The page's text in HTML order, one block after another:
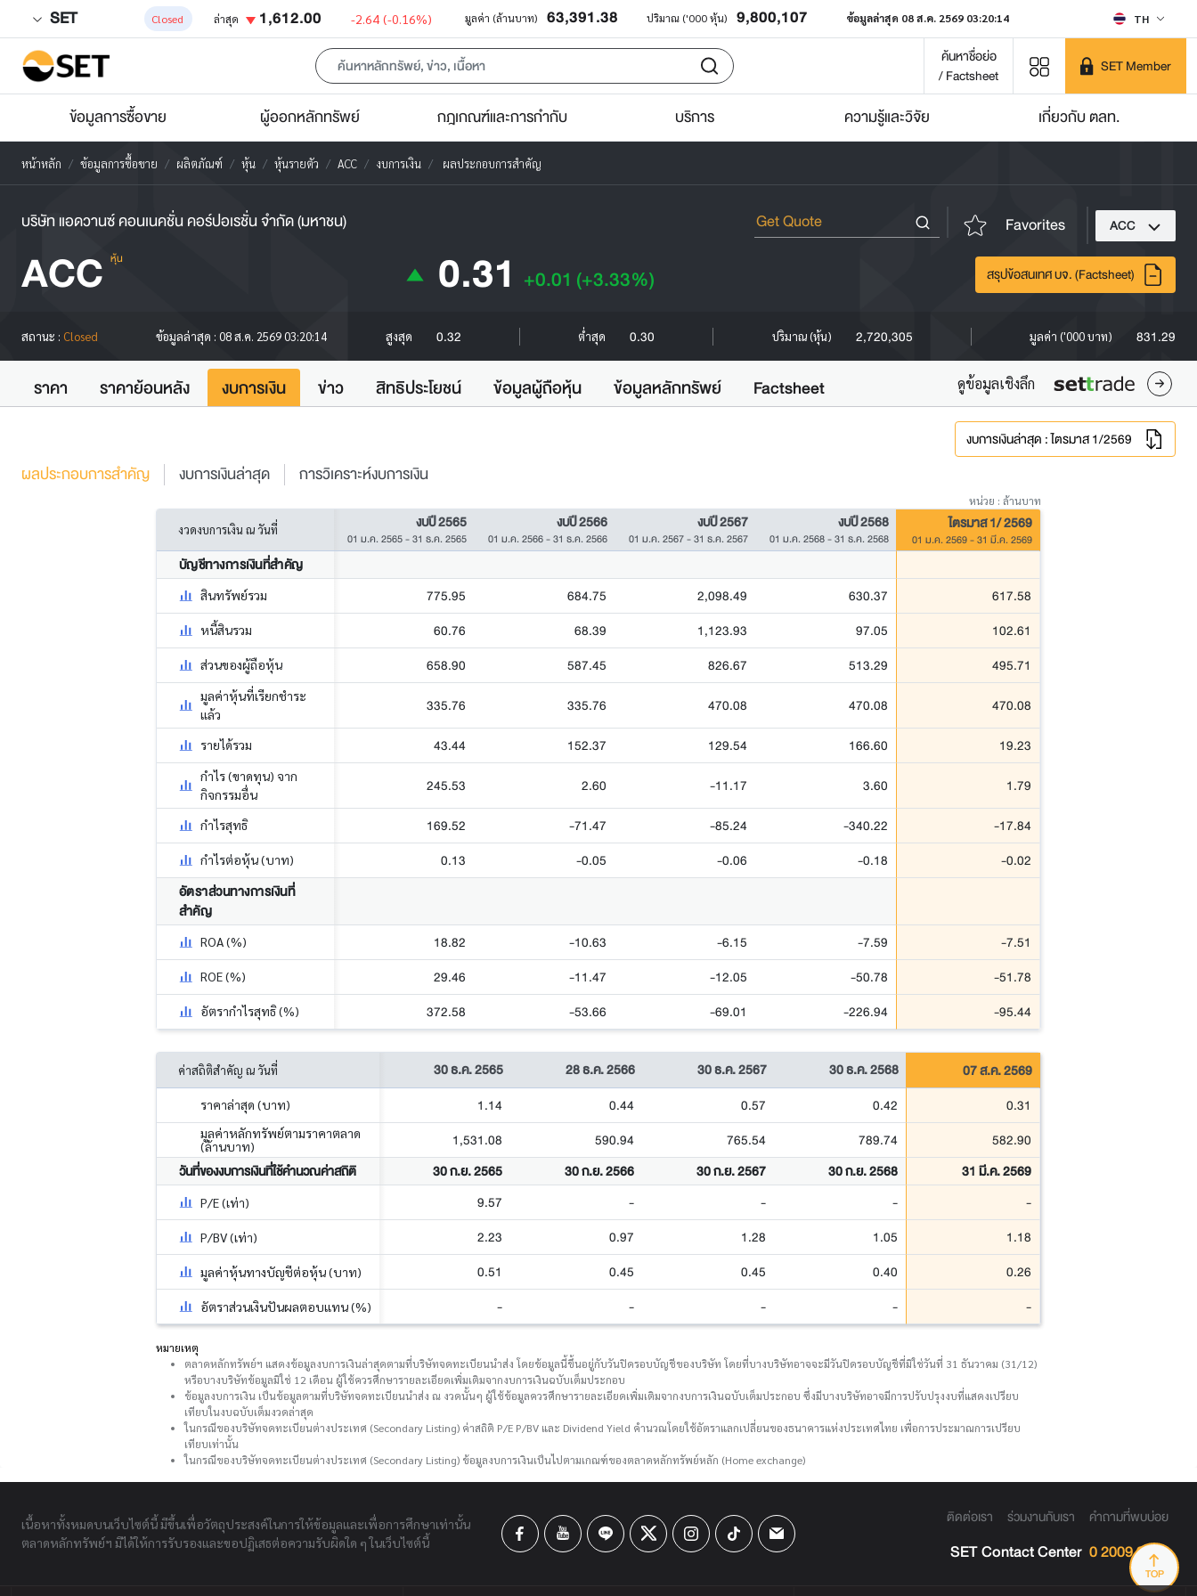
SET Closed ล่าสุด 1,612.00 -2.64 (-0.16%) มูลค่า (ล้านบาท) 63,391.38 ปริมาณ ('000 หุ้น) 9,800,107 ข้อมูลล่าสุด 08 ส.ค. 2569 03:20:14 TH
ค้นหาชื่อย่อ
/ Factsheet
SET Member
ข้อมูลการซื้อขาย ผู้ออกหลักทรัพย์ กฎเกณฑ์และการกำกับ บริการ ความรู้และวิจัย เกี่ยวกับ ตลท.
หน้าหลัก ข้อมูลการซื้อขาย ผลิตภัณฑ์ หุ้น หุ้นรายตัว ACC งบการเงิน ผลประกอบการสำคัญ
บริษัท แอดวานซ์ คอนเนคชั่น คอร์ปอเรชั่น จำกัด (มหาชน) Favorites ACC
ACC หุ้น 0.31 +0.01 (+3.33%) สรุปข้อสนเทศ บจ. (Factsheet)
สถานะ : Closed ข้อมูลล่าสุด :08 ส.ค. 2569 03:20:14 สูงสุด 0.32 ต่ำสุด 0.30 ปริมาณ (หุ้น) 2,720,305 มูลค่า ('000 บาท) 831.29
ราคา ราคาย้อนหลัง งบการเงิน ข่าว สิทธิประโยชน์ ข้อมูลผู้ถือหุ้น ข้อมูลหลักทรัพย์ Factsheet ดูข้อมูลเชิงลึก
งบการเงินล่าสุด : ไตรมาส 1/2569
ผลประกอบการสำคัญ งบการเงินล่าสุด การวิเคราะห์งบการเงิน
หน่วย : ล้านบาท
งวดงบการเงิน ณ วันที่ งบปี 2565
01 ม.ค. 2565 - 31 ธ.ค. 2565
งบปี 2566
01 ม.ค. 2566 - 31 ธ.ค. 2566
งบปี 2567
01 ม.ค. 2567 - 31 ธ.ค. 2567
งบปี 2568
01 ม.ค. 2568 - 31 ธ.ค. 2568
ไตรมาส 1/ 2569
01 ม.ค. 2569 - 31 มี.ค. 2569
บัญชีทางการเงินที่สำคัญ
สินทรัพย์รวม 775.95 684.75 2,098.49 630.37 617.58
หนี้สินรวม 60.76 68.39 1,123.93 97.05 102.61
ส่วนของผู้ถือหุ้น 658.90 587.45 826.67 513.29 495.71
มูลค่าหุ้นที่เรียกชำระ
แล้ว
335.76 335.76 470.08 470.08 470.08
รายได้รวม 43.44 152.37 129.54 166.60 19.23
กำไร (ขาดทุน) จาก
กิจกรรมอื่น
245.53 2.60 -11.17 3.60 1.79
กำไรสุทธิ 169.52 -71.47 -85.24 -340.22 -17.84
กำไรต่อหุ้น (บาท) 0.13 -0.05 -0.06 -0.18
-0.02
อัตราส่วนทางการเงินที่
สำคัญ
ROA (%) 18.82 -10.63 -6.15 -7.59 -7.51
ROE (%) 29.46 -11.47 -12.05 -50.78 -51.78
อัตรากำไรสุทธิ (%) 372.58 -53.66 -69.01 -226.94 -95.44
ค่าสถิติสำคัญ ณ วันที่ 30 ธ.ค. 2565 28 ธ.ค. 2566 30 ธ.ค. 2567 30 ธ.ค. 2568 07 ส.ค. 2569
ราคาล่าสุด (บาท) 1.14 0.44 0.57 0.42 0.31
มูลค่าหลักทรัพย์ตามราคาตลาด
(ล้านบาท)
1,531.08 590.94 765.54 789.74
582.90
วันที่ของงบการเงินที่ใช้คำนวณค่าสถิติ
30 ก.ย. 2565 30 ก.ย. 2566 30 ก.ย. 2567 30 ก.ย. 2568 31 มี.ค. 2569
P/E (เท่า) 9.57 - - - -
P/BV (เท่า) 2.23 0.97 1.28 1.05 1.18
มูลค่าหุ้นทางบัญชีต่อหุ้น (บาท) 0.51 0.45 0.45 0.40 0.26
อัตราส่วนเงินปันผลตอบแทน (%) - - - - -
หมายเหตุ
ตลาดหลักทรัพย์ฯ แสดงข้อมูลงบการเงินล่าสุดตามที่บริษัทจดทะเบียนนำส่ง โดยข้อมูลนี้ขึ้นอยู่กับวันปิดรอบบัญชีของบริษัท โดยที่บางบริษัทอาจจะมีวันปิดรอบบัญชีที่มิใช่วันที่ 31 ธันวาคม (31/12)
หรือบางบริษัทข้อมูลมิใช่ 12 เดือน ผู้ใช้ควรศึกษารายละเอียดเพิ่มเติมจากงบการเงินฉบับเต็มประกอบ
ข้อมูลงบการเงิน เป็นข้อมูลตามที่บริษัทจดทะเบียนนำส่ง ณ งวดนั้นๆ ผู้ใช้ข้อมูลควรศึกษารายละเอียดเพิ่มเติมจากงบการเงินฉบับเต็มประกอบ ซึ่งมีบางบริษัทอาจมีการปรับปรุงงบที่แสดงเปรียบ
เทียบในงบฉบับเต็มงวดล่าสุด
ในกรณีของบริษัทจดทะเบียนต่างประเทศ (Secondary Listing) ค่าสถิติ P/E P/BV และ Dividend Yield คำนวณโดยใช้อัตราแลกเปลี่ยนของธนาคารแห่งประเทศไทย เพื่อการประมาณการเปรียบ
เทียบเท่านั้น
ในกรณีของบริษัทจดทะเบียนต่างประเทศ (Secondary Listing) ข้อมูลงบการเงินเป็นไปตามเกณฑ์ของตลาดหลักทรัพย์หลัก (Home exchange)
TOP
เนื้อหาทั้งหมดบนเว็บไซต์นี้ มีขึ้นเพื่อวัตถุประสงค์ในการให้ข้อมูลและเพื่อการศึกษาเท่านั้น
ตลาดหลักทรัพย์ฯ มิได้ให้การรับรองและขอปฏิเสธต่อความรับผิดใด ๆ ในเว็บไซต์นี้
ติดต่อเรา ร่วมงานกับเรา คำถามที่พบบ่อย
SET Contact Center 0 2009 9999